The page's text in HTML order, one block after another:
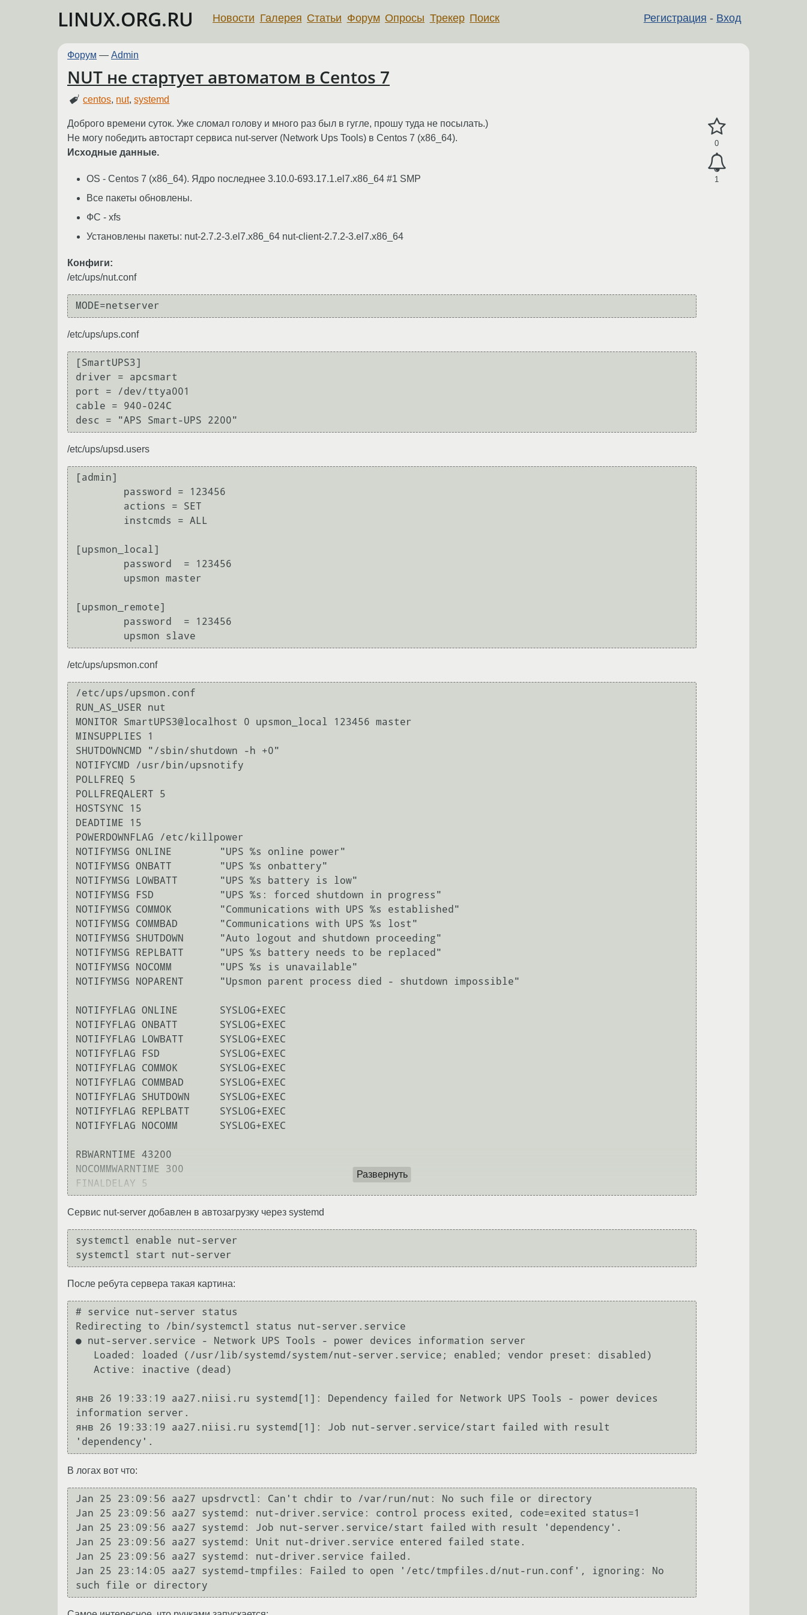
LINUX.ORG.RU Регистрация - Вход
Новости Галерея Статьи Форум Опросы Трекер Поиск
Форум — Admin
NUT не стартует автоматом в Centos 7
centos, nut,systemd
0
1
Доброго времени суток. Уже сломал голову и много раз был в гугле, прошу туда не посылать.)
Не могу победить автостарт сервиса nut-server (Network Ups Tools) в Centos 7 (x86_64).
Исходные данные.
OS - Centos 7 (x86_64). Ядро последнее 3.10.0-693.17.1.el7.x86_64 #1 SMP
Все пакеты обновлены.
ФС - xfs
Установлены пакеты: nut-2.7.2-3.el7.x86_64 nut-client-2.7.2-3.el7.x86_64
Конфиги:
/etc/ups/nut.conf
/etc/ups/ups.conf
[SmartUPS3]
driver = apcsmart
port = /dev/ttya001
cable = 940-024C
/etc/ups/upsd.users
[admin]
[upsmon_local]
[upsmon_remote]
/etc/ups/upsmon.conf
/etc/ups/upsmon.conf
RUN_AS_USER nut
MONITOR SmartUPS3@localhost 0 upsmon_local 123456 master
MINSUPPLIES 1
SHUTDOWNCMD "/sbin/shutdown -h +0"
NOTIFYCMD /usr/bin/upsnotify
POLLFREQ 5
POLLFREQALERT 5
HOSTSYNC 15
DEADTIME 15
POWERDOWNFLAG /etc/killpower
NOTIFYMSG ONLINE        "UPS %s online power"
NOTIFYMSG ONBATT        "UPS %s onbattery"
NOTIFYMSG LOWBATT       "UPS %s battery is low"
NOTIFYMSG FSD           "UPS %s: forced shutdown in progress"
NOTIFYMSG COMMOK        "Communications with UPS %s established"
NOTIFYMSG COMMBAD       "Communications with UPS %s lost"
NOTIFYMSG SHUTDOWN      "Auto logout and shutdown proceeding"
NOTIFYMSG REPLBATT      "UPS %s battery needs to be replaced"
NOTIFYMSG NOCOMM        "UPS %s is unavailable"
NOTIFYMSG NOPARENT      "Upsmon parent process died - shutdown impossible"
NOTIFYFLAG ONLINE       SYSLOG+EXEC
NOTIFYFLAG ONBATT       SYSLOG+EXEC
NOTIFYFLAG LOWBATT      SYSLOG+EXEC
NOTIFYFLAG FSD          SYSLOG+EXEC
NOTIFYFLAG COMMOK       SYSLOG+EXEC
NOTIFYFLAG COMMBAD      SYSLOG+EXEC
NOTIFYFLAG SHUTDOWN     SYSLOG+EXEC
NOTIFYFLAG REPLBATT     SYSLOG+EXEC
NOTIFYFLAG NOCOMM       SYSLOG+EXEC
RBWARNTIME 43200
NOCOMMWARNTIME 300
Развернуть
Сервис nut-server добавлен в автозагрузку через systemd
systemctl enable nut-server
После ребута сервера такая картина:
# service nut-server status
Redirecting to /bin/systemctl status nut-server.service
● nut-server.service - Network UPS Tools - power devices information server
янв 26 19:33:19 aa27.niisi.ru systemd[1]: Dependency failed for Network UPS Tools - power devices
information server.
янв 26 19:33:19 aa27.niisi.ru systemd[1]: Job nut-server.service/start failed with result
В логах вот что:
Jan 25 23:09:56 aa27 upsdrvctl: Can't chdir to /var/run/nut: No such file or directory
Jan 25 23:09:56 aa27 systemd: nut-driver.service: control process exited, code=exited status=1
Jan 25 23:09:56 aa27 systemd: Job nut-server.service/start failed with result 'dependency'.
Jan 25 23:09:56 aa27 systemd: Unit nut-driver.service entered failed state.
Jan 25 23:09:56 aa27 systemd: nut-driver.service failed.
Jan 25 23:14:05 aa27 systemd-tmpfiles: Failed to open '/etc/tmpfiles.d/nut-run.conf', ignoring: No